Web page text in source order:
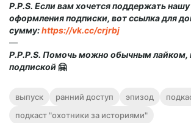
P.P.S. Если вам хочется поддержать
оформления подписки, вот ссылка для
сумму:https://vk.cc/crjrbj
—
P.P.P.S. Помочь можно обычным
подпиской🤗
выпуск ранний доступ эпизод
подкаст "охотники за историями"